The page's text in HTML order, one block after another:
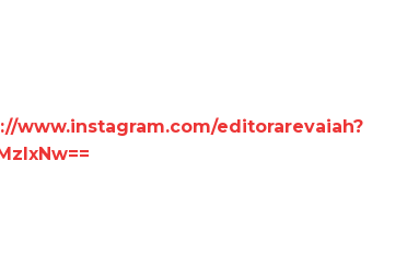
www.instagram.com/editorarevaiah?